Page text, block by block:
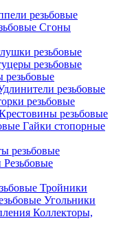
резьбовые
Сгоны
резьбовые
резьбовые
резьбовые
резьбовые
резьбовые
резьбовые
Гайки стопорные
резьбовые
Резьбовые
Тройники
Угольники
Коллекторы,